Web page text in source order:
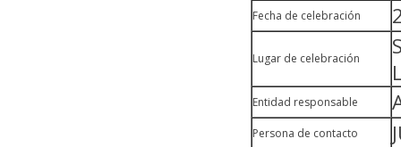
Fecha de celebración
Lugar de celebración
Entidad responsable
Persona de contacto